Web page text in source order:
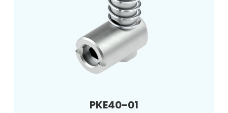
PKE40-01